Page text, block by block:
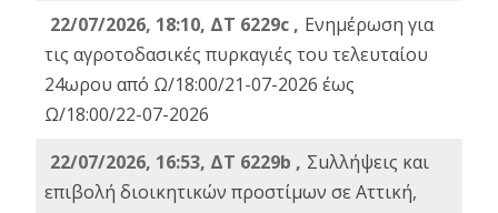
22/07/2026, 18:10, ΔΤ 6229c , Ενημέρωση για
τις αγροτοδασικές πυρκαγιές του τελευταίου
24ωρου από Ω/18:00/21-07-2026 έως
Ω/18:00/22-07-2026
22/07/2026, 16:53, ΔΤ 6229b , Σuλλήψεις και
επιβολή διοικητικών προστίμων σε Αττική,